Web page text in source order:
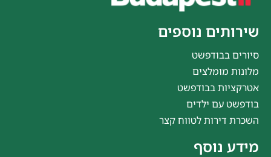
שירותים נוספים
סיורים בבודפשט
מלונות מומלצים
אטרקציות בבודפשט
בודפשט עם ילדים
השכרת דירות לטווח קצר
מידע נוסף